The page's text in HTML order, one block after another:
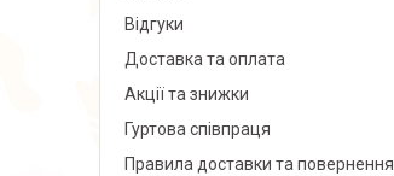
Відгуки
Доставка та оплата
Акції та знижки
Гуртова співпраця
Правила доставки та повернення